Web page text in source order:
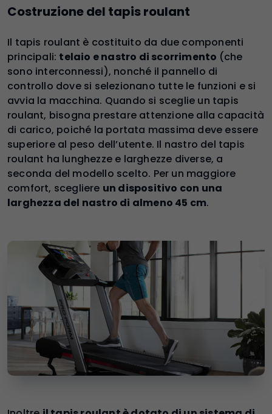
Costruzione del tapis roulant
Il tapis roulant è costituito da due componenti
principali: telaio e nastro di scorrimento (che
sono interconnessi), nonché il pannello di
controllo dove si selezionano tutte le funzioni e si
avvia la macchina. Quando si sceglie un tapis
roulant, bisogna prestare attenzione alla capacità
di carico, poiché la portata massima deve essere
superiore al peso dell’utente. Il nastro del tapis
roulant ha lunghezze e larghezze diverse, a
seconda del modello scelto. Per un maggiore
comfort, scegliere un dispositivo con una
larghezza del nastro di almeno 45 cm.